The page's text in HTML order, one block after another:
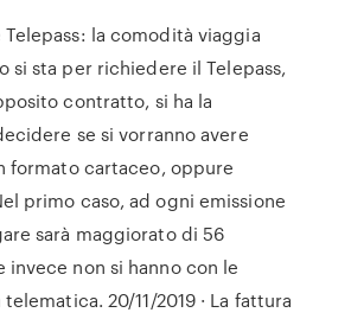
Telepass: la comodità viaggia
si sta per richiedere il Telepass,
contratto, si ha la
se si vorranno avere
formato cartaceo, oppure
primo caso, ad ogni emissione
sarà maggiorato di 56
invece non si hanno con le
20/11/2019 · La fattura